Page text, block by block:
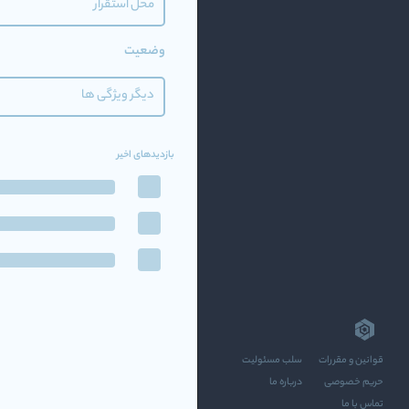
قوانین و مقررات
سلب مسئولیت
حریم خصوصی
درباره ما
تماس با ما
محل استقرار
وضعیت
دیگر ویژگی ها
بازدیدهای اخیر